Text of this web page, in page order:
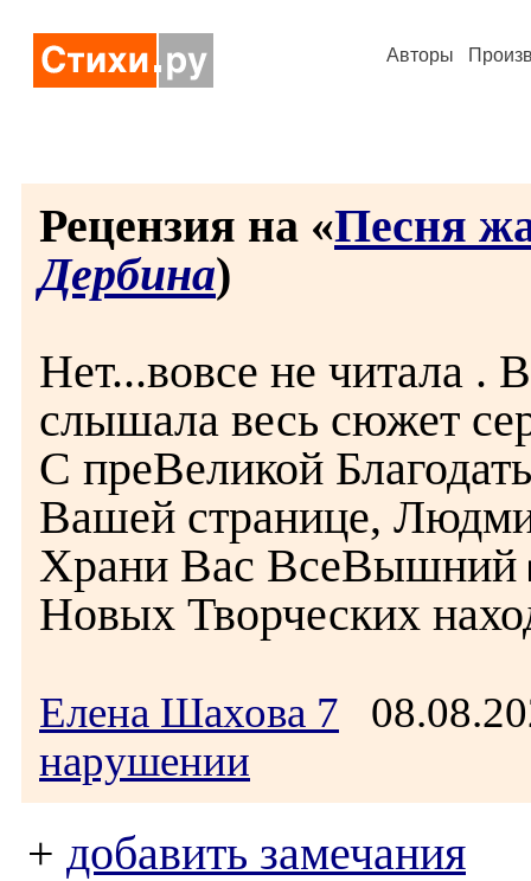
Авторы
Рецензия на «Песня
Дербина)
Нет...вовсе не читала .
слышала весь сюжет
С преВеликой
Вашей странице,
Храни Вас ВсеВышний
Новых Творческих
Елена Шахова 7
нарушении
+ добавить замечания